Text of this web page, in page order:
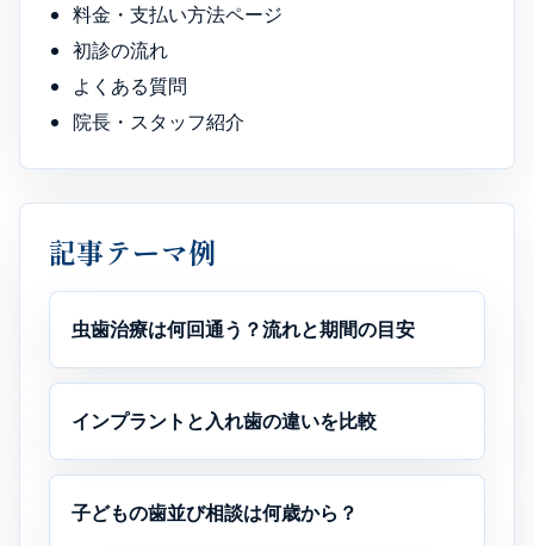
料金・支払い方法ページ
初診の流れ
よくある質問
院長・スタッフ紹介
記事テーマ例
虫歯治療は何回通う？流れと期間の目安
インプラントと入れ歯の違いを比較
子どもの歯並び相談は何歳から？